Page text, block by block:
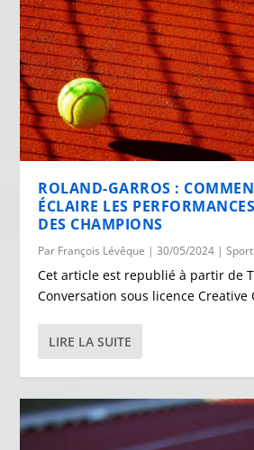
ROLAND-GARROS :
ÉCLAIRE LES PERFORMANCES
DES CHAMPIONS
Par François Lévêque |30/05/2024 |Sport
Cet article est republié à partir de
Conversation sous licence Creative
LIRE LA SUITE